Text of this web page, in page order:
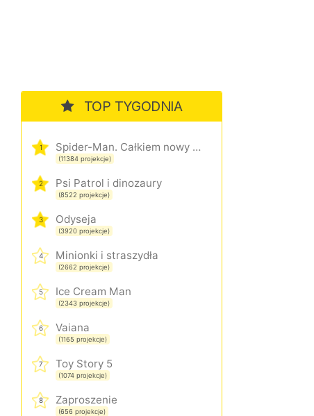
TOP TYGODNIA
1 Spider-Man. Całkiem nowy dzień
(11384 projekcje)
2 Psi Patrol i dinozaury
(8522 projekcje)
3 Odyseja
(3920 projekcje)
4 Minionki i straszydła
(2662 projekcje)
5 Ice Cream Man
(2343 projekcje)
6 Vaiana
(1165 projekcje)
7 Toy Story 5
(1074 projekcje)
8 Zaproszenie
(656 projekcje)